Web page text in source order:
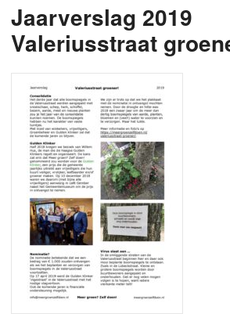
Jaarverslag 2019
Valeriusstraat